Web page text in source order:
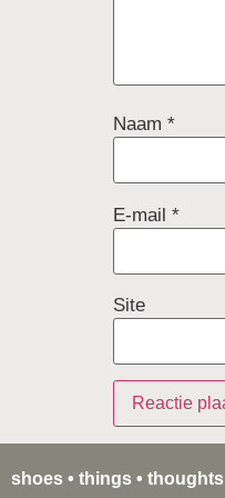
Naam *
E-mail *
Site
shoes • things • thoughts